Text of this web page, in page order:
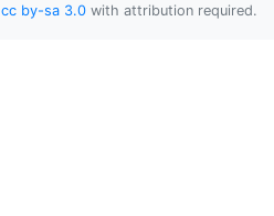
cc by-sa 3.0 with attribution required.